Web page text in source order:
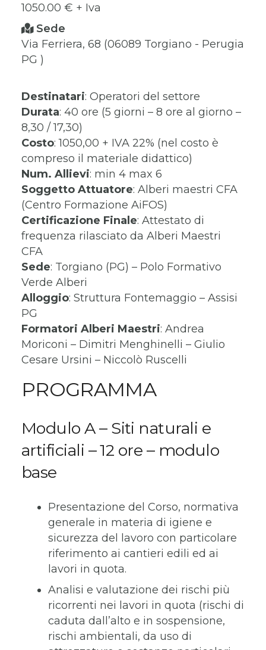
Destinatari: Operatori del settore
Durata: 40 ore (5 giorni – 8 ore al giorno –
8,30 / 17,30)
Costo: 1050,00 + IVA 22% (nel costo è
compreso il materiale didattico)
Num. Allievi: min 4 max 6
Soggetto Attuatore: Alberi maestri CFA
(Centro Formazione AiFOS)
Certificazione Finale: Attestato di
frequenza rilasciato da Alberi Maestri
CFA
Sede: Torgiano (PG) – Polo Formativo
Verde Alberi
Alloggio: Struttura Fontemaggio – Assisi
PG
Formatori Alberi Maestri: Andrea
Moriconi – Dimitri Menghinelli – Giulio
Cesare Ursini – Niccolò Ruscelli
PROGRAMMA
Modulo A – Siti naturali e
artificiali – 12 ore – modulo
base
Presentazione del Corso, normativa
generale in materia di igiene e
sicurezza del lavoro con particolare
riferimento ai cantieri edili ed ai
lavori in quota.
Analisi e valutazione dei rischi più
ricorrenti nei lavori in quota (rischi di
caduta dall’alto e in sospensione,
rischi ambientali, da uso di
1050.00 € + Iva
Sede
Via Ferriera, 68 (06089 Torgiano - Perugia
PG )